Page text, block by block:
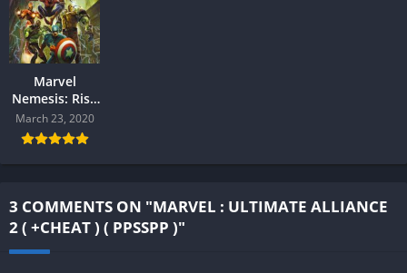
Marvel
Nemesis: Rise
of the
Imperfects (
PPSSPP
March 23, 2020
3 COMMENTS ON "MARVEL : ULTIMATE ALLIANCE
2 ( +CHEAT ) ( PPSSPP )"